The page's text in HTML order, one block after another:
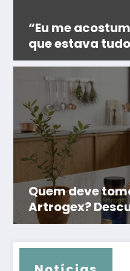
“Eu me
que estava
história de
que começou
Quem deve
Artrogex?
é indicado
e
benefícios e
Inflamação nas